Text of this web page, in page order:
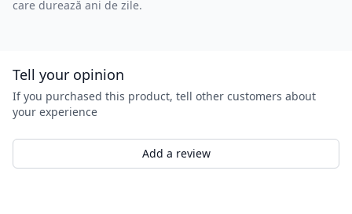
care durează ani de zile.
Tell your opinion
If you purchased this product, tell other customers about
your experience
Add a review